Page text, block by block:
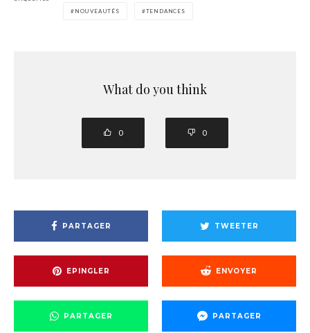
NOUVEAUTÉS TENDANCES
What do you think
0 0
PARTAGER TWEETER
EPINGLER ENVOYER
PARTAGER PARTAGER